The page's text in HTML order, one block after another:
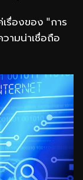
เรื่องของ "การ
ามน่าเชื่อถือ